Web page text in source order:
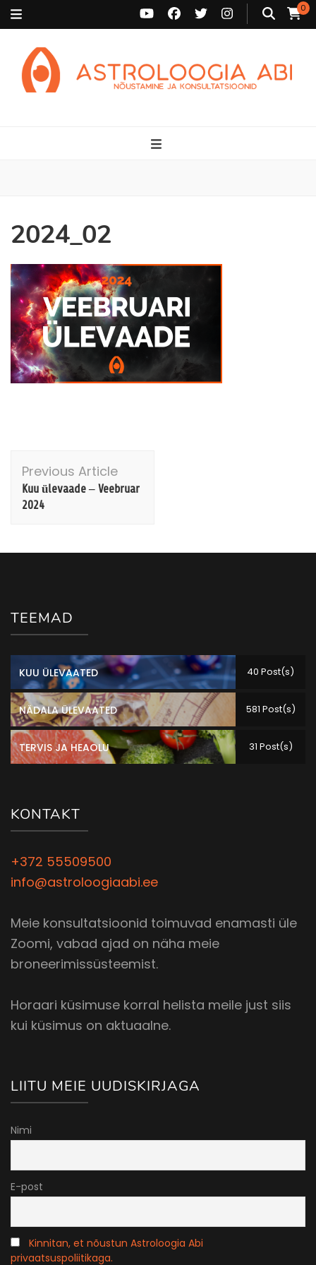
0
2024_02
Post
Navigation
Previous Article
Kuu ülevaade – Veebruar
2024
TEEMAD
KUU ÜLEVAATED 40 Post(s)
NÄDALA ÜLEVAATED 581 Post(s)
TERVIS JA HEAOLU 31 Post(s)
KONTAKT
+372 55509500
info@astroloogiaabi.ee
Meie konsultatsioonid toimuvad enamasti üle
Zoomi, vabad ajad on näha meie
broneerimissüsteemist.
Horaari küsimuse korral helista meile just siis
kui küsimus on aktuaalne.
LIITU MEIE UUDISKIRJAGA
Nimi
E-post
Kinnitan, et nõustun Astroloogia Abi
privaatsuspoliitikaga.